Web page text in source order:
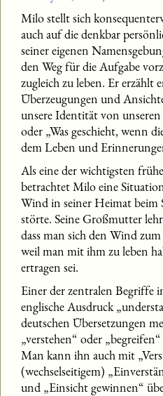
Milo stellt sich
auch auf die denkbar
seiner eigenen
den Weg für die Aufgabe
zugleich zu leben. Er erzählt
Überzeugungen und
unsere Identität von
oder „Was geschieht, wenn
dem Leben und
Als eine der wichtigsten
betrachtet Milo eine
Wind in seiner Heimat beim
störte. Seine Großmutter
dass man sich den Wind
weil man mit ihm zu leben
ertragen sei.
Einer der zentralen Begriffe
englische Ausdruck
deutschen Übersetzungen
„verstehen“ oder
Man kann ihn auch mit
(wechselseitigem)
und „Einsicht gewinnen“